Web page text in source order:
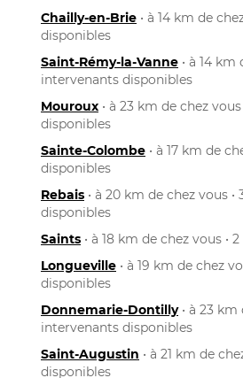
Chailly-en-Brie • à 14 km de
disponibles
Saint-Rémy-la-Vanne • à 14 km
intervenants disponibles
Mouroux • à 23 km de chez
disponibles
Sainte-Colombe • à 17 km de
disponibles
Rebais • à 20 km de chez vous
disponibles
Saints • à 18 km de chez vous
Longueville • à 19 km de chez
disponibles
Donnemarie-Dontilly• à 23 km
intervenants disponibles
Saint-Augustin • à 21 km de
disponibles